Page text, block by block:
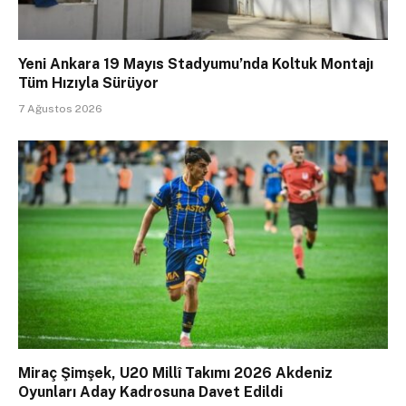
Yeni Ankara 19 Mayıs Stadyumu’nda Koltuk Montajı
Tüm Hızıyla Sürüyor
7 Ağustos 2026
Miraç Şimşek, U20 Millî Takımı 2026 Akdeniz
Oyunları Aday Kadrosuna Davet Edildi